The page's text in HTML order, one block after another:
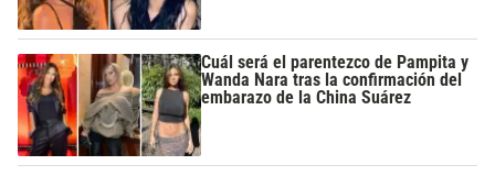
Cuál será el parentezco de Pampita y
Wanda Nara tras la confirmación del
embarazo de la China Suárez